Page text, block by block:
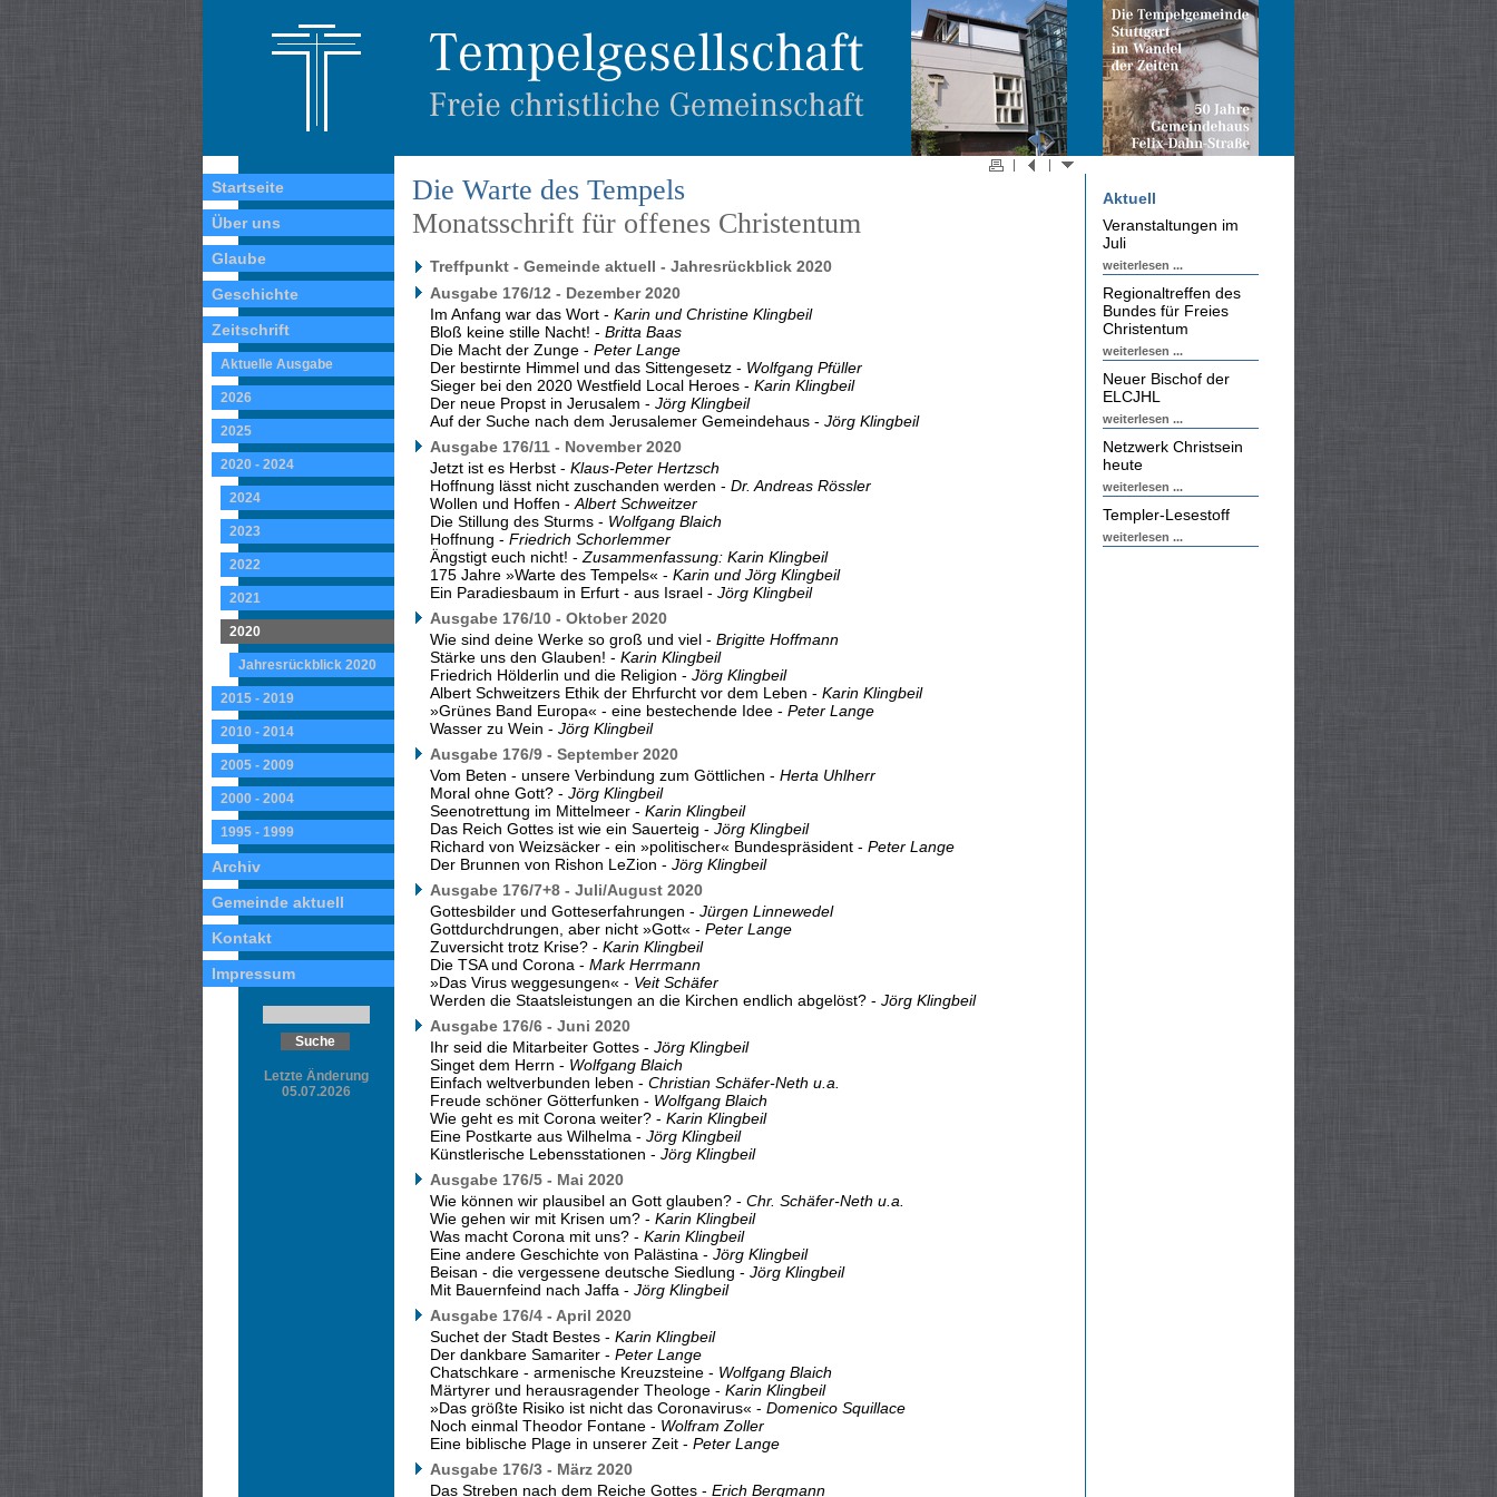
Startseite
Über uns
Glaube
Geschichte
Zeitschrift
Aktuelle Ausgabe
2026
2025
2020 - 2024
2024
2023
2022
2021
2020
Jahresrückblick 2020
2015 - 2019
2010 - 2014
2005 - 2009
2000 - 2004
1995 - 1999
Archiv
Gemeinde aktuell
Kontakt
Impressum
Letzte Änderung
05.07.2026
Die Warte des Tempels
Monatsschrift für offenes Christentum
Treffpunkt - Gemeinde aktuell - Jahresrückblick 2020
Ausgabe 176/12 - Dezember 2020
Im Anfang war das Wort - Karin und Christine Klingbeil
Bloß keine stille Nacht! - Britta Baas
Die Macht der Zunge - Peter Lange
Der bestirnte Himmel und das Sittengesetz - Wolfgang Pfüller
Sieger bei den 2020 Westfield Local Heroes - Karin Klingbeil
Der neue Propst in Jerusalem - Jörg Klingbeil
Auf der Suche nach dem Jerusalemer Gemeindehaus - Jörg Klingbeil
Ausgabe 176/11 - November 2020
Jetzt ist es Herbst - Klaus-Peter Hertzsch
Hoffnung lässt nicht zuschanden werden - Dr. Andreas Rössler
Wollen und Hoffen - Albert Schweitzer
Die Stillung des Sturms - Wolfgang Blaich
Hoffnung - Friedrich Schorlemmer
Ängstigt euch nicht! - Zusammenfassung: Karin Klingbeil
175 Jahre »Warte des Tempels« - Karin und Jörg Klingbeil
Ein Paradiesbaum in Erfurt - aus Israel - Jörg Klingbeil
Ausgabe 176/10 - Oktober 2020
Wie sind deine Werke so groß und viel - Brigitte Hoffmann
Stärke uns den Glauben! - Karin Klingbeil
Friedrich Hölderlin und die Religion - Jörg Klingbeil
Albert Schweitzers Ethik der Ehrfurcht vor dem Leben - Karin Klingbeil
»Grünes Band Europa« - eine bestechende Idee - Peter Lange
Wasser zu Wein - Jörg Klingbeil
Ausgabe 176/9 - September 2020
Vom Beten - unsere Verbindung zum Göttlichen - Herta Uhlherr
Moral ohne Gott? - Jörg Klingbeil
Seenotrettung im Mittelmeer - Karin Klingbeil
Das Reich Gottes ist wie ein Sauerteig - Jörg Klingbeil
Richard von Weizsäcker - ein »politischer« Bundespräsident - Peter Lange
Der Brunnen von Rishon LeZion - Jörg Klingbeil
Ausgabe 176/7+8 - Juli/August 2020
Gottesbilder und Gotteserfahrungen - Jürgen Linnewedel
Gottdurchdrungen, aber nicht »Gott« - Peter Lange
Zuversicht trotz Krise? - Karin Klingbeil
Die TSA und Corona - Mark Herrmann
»Das Virus weggesungen« - Veit Schäfer
Werden die Staatsleistungen an die Kirchen endlich abgelöst? - Jörg Klingbeil
Ausgabe 176/6 - Juni 2020
Ihr seid die Mitarbeiter Gottes - Jörg Klingbeil
Singet dem Herrn - Wolfgang Blaich
Einfach weltverbunden leben - Christian Schäfer-Neth u.a.
Freude schöner Götterfunken - Wolfgang Blaich
Wie geht es mit Corona weiter? - Karin Klingbeil
Eine Postkarte aus Wilhelma - Jörg Klingbeil
Künstlerische Lebensstationen - Jörg Klingbeil
Ausgabe 176/5 - Mai 2020
Wie können wir plausibel an Gott glauben? - Chr. Schäfer-Neth u.a.
Wie gehen wir mit Krisen um? - Karin Klingbeil
Was macht Corona mit uns? - Karin Klingbeil
Eine andere Geschichte von Palästina - Jörg Klingbeil
Beisan - die vergessene deutsche Siedlung - Jörg Klingbeil
Mit Bauernfeind nach Jaffa - Jörg Klingbeil
Ausgabe 176/4 - April 2020
Suchet der Stadt Bestes - Karin Klingbeil
Der dankbare Samariter - Peter Lange
Chatschkare - armenische Kreuzsteine - Wolfgang Blaich
Märtyrer und herausragender Theologe - Karin Klingbeil
»Das größte Risiko ist nicht das Coronavirus« - Domenico Squillace
Noch einmal Theodor Fontane - Wolfram Zoller
Eine biblische Plage in unserer Zeit - Peter Lange
Ausgabe 176/3 - März 2020
Das Streben nach dem Reiche Gottes - Erich Bergmann
Aktuell
Veranstaltungen im
Juli
weiterlesen ...
Regionaltreffen des
Bundes für Freies
Christentum
weiterlesen ...
Neuer Bischof der
ELCJHL
weiterlesen ...
Netzwerk Christsein
heute
weiterlesen ...
Templer-Lesestoff
weiterlesen ...